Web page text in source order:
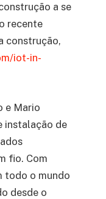
a se
recente
construção,
iot-in-
e Mario
instalação de
fio. Com
todo o mundo
desde o